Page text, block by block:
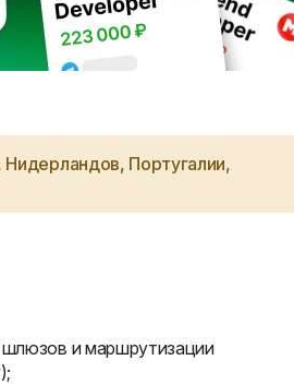
Португалии,
и маршрутизации